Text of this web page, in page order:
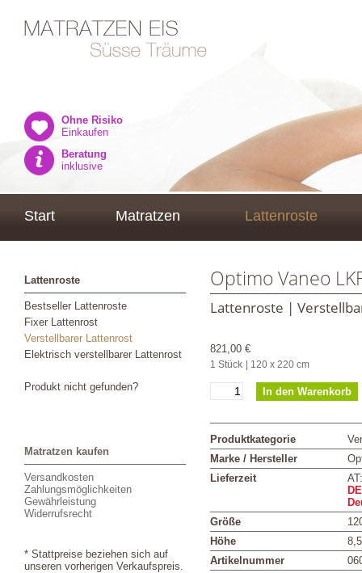
Ohne Risiko
Einkaufen
Beratung
inklusive
Start Matratzen Lattenroste
Lattenroste
Bestseller Lattenroste
Fixer Lattenrost
Verstellbarer Lattenrost
Elektrisch verstellbarer Lattenrost
Produkt nicht gefunden?
Matratzen kaufen
Versandkosten
Zahlungsmöglichkeiten
Gewährleistung
Widerrufsrecht
* Stattpreise beziehen sich auf
unseren vorherigen Verkaufspreis.
Optimo Vaneo
Lattenroste |
821,00 €
1 Stück | 120 x 220 cm
Produktkategorie
Marke / Hersteller
Lieferzeit
Größe
Höhe
Artikelnummer